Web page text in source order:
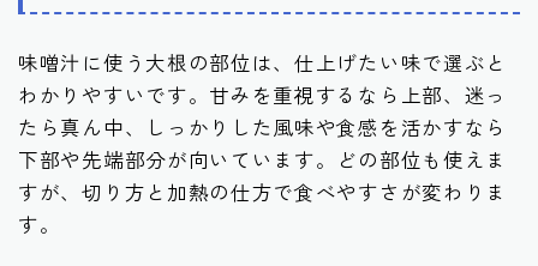
味噌汁に使う大根の部位は、仕上げたい味で選ぶと
わかりやすいです。甘みを重視するなら上部、迷っ
たら真ん中、しっかりした風味や食感を活かすなら
下部や先端部分が向いています。どの部位も使えま
すが、切り方と加熱の仕方で食べやすさが変わりま
す。